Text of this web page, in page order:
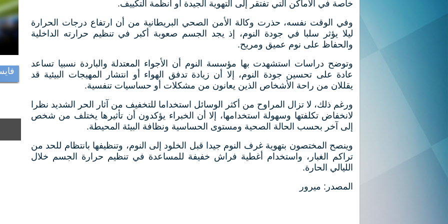
خاصة في الأماكن التي تفتقر إلى التهوية الجيدة أو أنظمة التكييف.
وفي الوقت نفسه، حذرت وكالة الأمن الصحي البريطانية من أن ارتفاع درجات الحرارة
ليلا يؤثر سلبا في جودة النوم، إذ يجد الجسم صعوبة أكبر في تنظيم حرارته الداخلية
والحفاظ على نوم عميق ومريح.
وتوضح دراسات استشهدت بها مؤسسة النوم أن الأجواء المعتدلة والباردة نسبيا تساعد
عادة على تحسين جودة النوم، إلا أن زيادة تدفق الهواء أو انتشار المهيجات البيئية قد
يقللان من راحة الأشخاص الذين يعانون من مشكلات أو حساسيات تنفسية.
ورغم ذلك، لا تزال المراوح من أكثر الوسائل استخداما للتخفيف من آثار الحر الشديد نظرا
لانخفاض تكلفتها وسهولة استخدامها، إلا أن الخبراء يؤكدون أن تأثيرها يختلف من شخص
إلى آخر بحسب الحالة الصحية ومستوى الحساسية ونظافة البيئة المحيطة.
وينصح المختصون بتهوية غرف النوم جيدا قبل الخلود إلى النوم، وتنظيفها بانتظام للحد من
تراكم الغبار، واستخدام أغطية فراش خفيفة للمساعدة في تنظيم حرارة الجسم خلال
الليالي الحارة.
المصدر: ميرور